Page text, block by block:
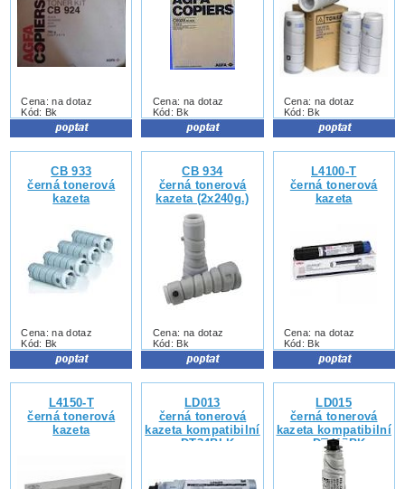
Cena: na dotaz
Kód: Bk
Cena: na dotaz
Kód: Bk
Cena: na dotaz
Kód: Bk
CB 933
černá tonerová
kazeta
Cena: na dotaz
Kód: Bk
CB 934
černá tonerová
kazeta (2x240g.)
Cena: na dotaz
Kód: Bk
L4100-T
černá tonerová
kazeta
Cena: na dotaz
Kód: Bk
L4150-T
černá tonerová
kazeta
LD013
černá tonerová
kazeta kompatibilní
s DT34BLK
LD015
černá tonerová
kazeta kompatibilní
s DT415BK